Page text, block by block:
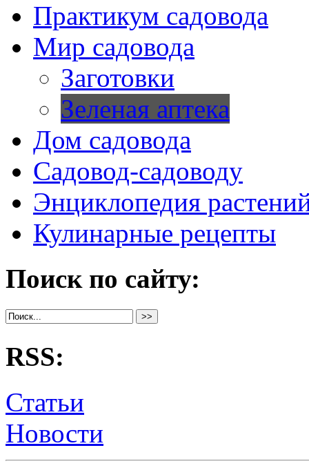
Практикум садовода
Мир садовода
Заготовки
Зеленая аптека
Дом садовода
Садовод-садоводу
Энциклопедия
Кулинарные рецепты
Поиск по сайту:
RSS:
Статьи
Новости